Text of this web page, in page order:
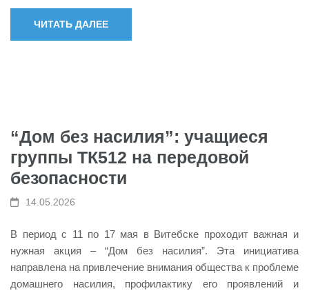
ЧИТАТЬ ДАЛЕЕ
“Дом без насилия”: учащиеся
группы ТК512 на передовой
безопасности
14.05.2026
В период с 11 по 17 мая в Витебске проходит важная и
нужная акция – “Дом без насилия”. Эта инициатива
направлена на привлечение внимания общества к проблеме
домашнего насилия, профилактику его проявлений и